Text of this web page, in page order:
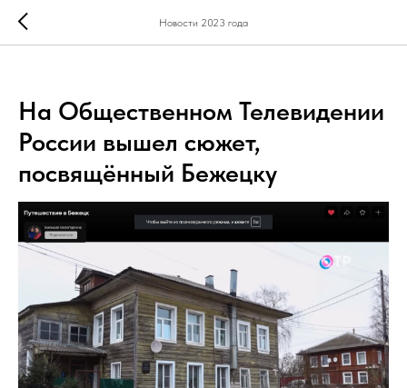
Новости 2023 года
На Общественном Телевидении
России вышел сюжет,
посвящённый Бежецку